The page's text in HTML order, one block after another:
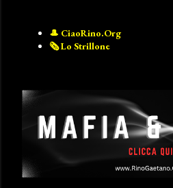
🎩 CiaoRino.Org
🗞️ Lo Strillone